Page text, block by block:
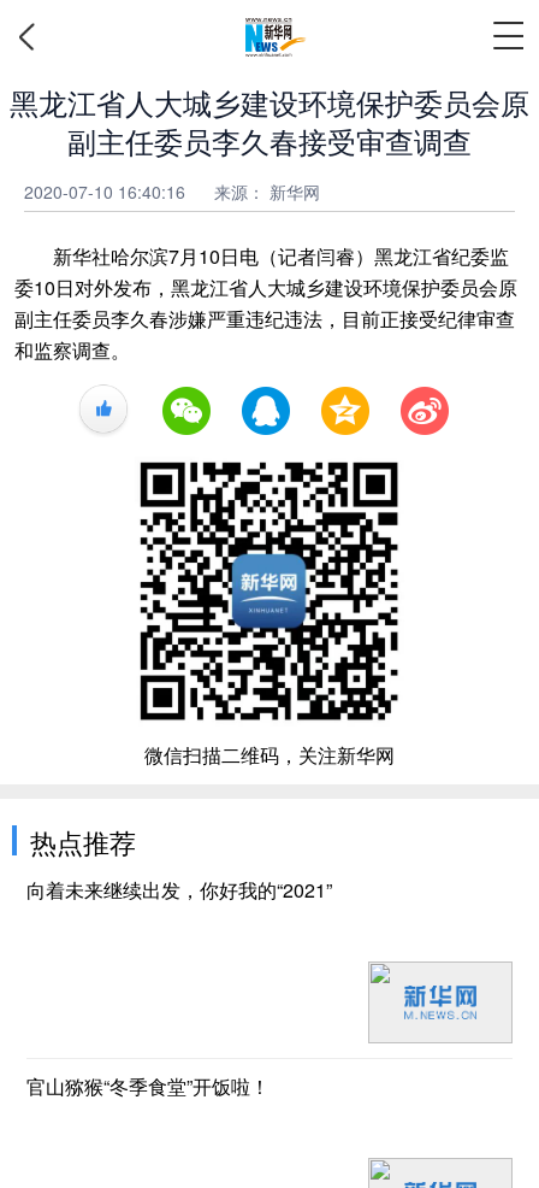
黑龙江省人大城乡建设环境保护委员会原
副主任委员李久春接受审查调查
2020-07-10 16:40:16 来源： 新华网
新华社哈尔滨7月10日电（记者闫睿）黑龙江省纪委监
委10日对外发布，黑龙江省人大城乡建设环境保护委员会原
副主任委员李久春涉嫌严重违纪违法，目前正接受纪律审查
和监察调查。
+1
微信扫描二维码，关注新华网
热点推荐
向着未来继续出发，你好我的“2021”
官山猕猴“冬季食堂”开饭啦！